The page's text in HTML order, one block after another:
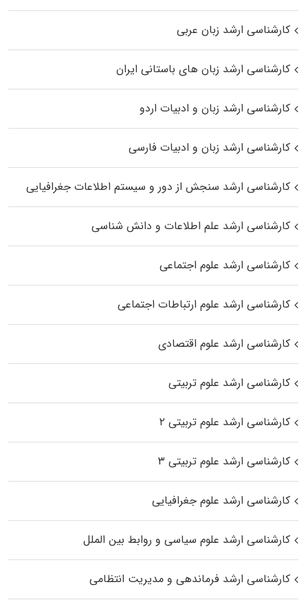
کارشناسی ارشد زبان عربی
کارشناسی ارشد زبان‌ های باستانی ایران
کارشناسی ارشد زبان و ادبیات اردو
کارشناسی ارشد زبان و ادبیات فارسی
کارشناسی ارشد سنجش از دور و سیستم اطلاعات جغرافیایی
کارشناسی ارشد علم اطلاعات و دانش شناسی
کارشناسی ارشد علوم اجتماعی
کارشناسی ارشد علوم ارتباطات اجتماعی
کارشناسی ارشد علوم اقتصادی
کارشناسی ارشد علوم تربیتی
کارشناسی ارشد علوم تربیتی ۲
کارشناسی ارشد علوم تربیتی ۳
کارشناسی ارشد علوم جغرافیایی
کارشناسی ارشد علوم سیاسی و روابط بین الملل
کارشناسی ارشد فرماندهی و مدیریت انتظامی